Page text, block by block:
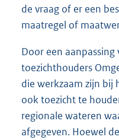
de vraag of er een
maatregel of
Door een
toezichthouders
die werkzaam zijn bij
ook toezicht te
regionale wateren
afgegeven. Hoewel